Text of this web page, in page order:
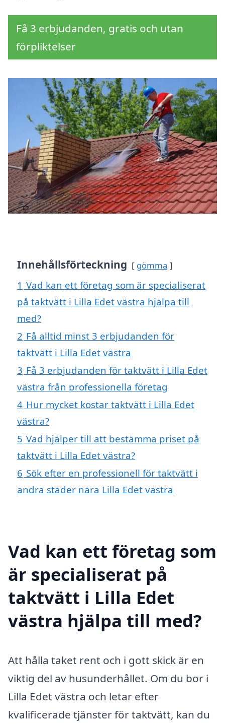
Få 3 erbjudanden, gratis och utan
förpliktelser
Innehållsförteckning gömma
1 Vad kan ett företag som är specialiserat
på taktvätt i Lilla Edet västra hjälpa till
med?
2 Få alltid minst 3 erbjudanden för
taktvätt i Lilla Edet västra
3 Få 3 erbjudanden för taktvätt i Lilla Edet
västra från professionella företag
4 Hur mycket kostar taktvätt i Lilla Edet
västra?
5 Vad hjälper till att bestämma priset på
taktvätt i Lilla Edet västra?
6 Sök efter en professionell för taktvätt i
andra städer nära Lilla Edet västra
Vad kan ett företag som
är specialiserat på
taktvätt i Lilla Edet
västra hjälpa till med?
Att hålla taket rent och i gott skick är en
viktig del av husunderhållet. Om du bor i
Lilla Edet västra och letar efter
kvalificerade tjänster för taktvätt, kan du